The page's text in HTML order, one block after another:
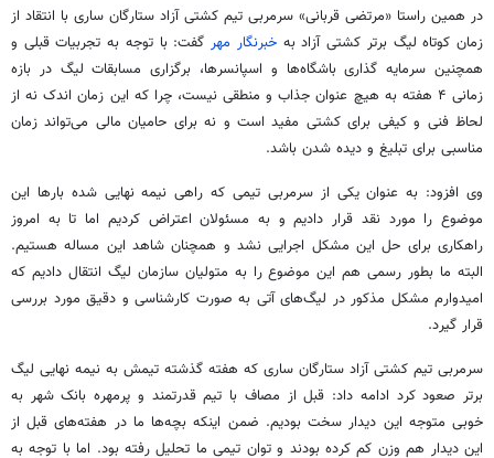
در همین راستا «مرتضی قربانی» سرمربی تیم کشتی آزاد ستارگان ساری با انتقاد از
زمان کوتاه لیگ برتر کشتی آزاد بهخبرنگار مهر گفت: با توجه به تجربیات قبلی و
همچنین سرمایه گذاری باشگاه‌ها و اسپانسرها، برگزاری مسابقات لیگ در بازه
زمانی ۴ هفته به هیچ عنوان جذاب و منطقی نیست، چرا که این زمان اندک نه از
لحاظ فنی و کیفی برای کشتی مفید است و نه برای حامیان مالی می‌تواند زمان
مناسبی برای تبلیغ و دیده شدن باشد.
وی افزود: به عنوان یکی از سرمربی تیمی که راهی نیمه نهایی شده بارها این
موضوع را مورد نقد قرار دادیم و به مسئولان اعتراض کردیم اما تا به امروز
راهکاری برای حل این مشکل اجرایی نشد و همچنان شاهد این مساله هستیم.
البته ما بطور رسمی هم این موضوع را به متولیان سازمان لیگ انتقال دادیم که
امیدوارم مشکل مذکور در لیگ‌های آتی به صورت کارشناسی و دقیق مورد بررسی
قرار گیرد.
سرمربی تیم کشتی آزاد ستارگان ساری که هفته گذشته تیمش به نیمه نهایی لیگ
برتر صعود کرد ادامه داد: قبل از مصاف با تیم قدرتمند و پرمهره بانک شهر به
خوبی متوجه این دیدار سخت بودیم. ضمن اینکه بچه‌ها ما در هفته‌های قبل از
این دیدار هم وزن کم کرده بودند و توان تیمی ما تحلیل رفته بود. اما با توجه به